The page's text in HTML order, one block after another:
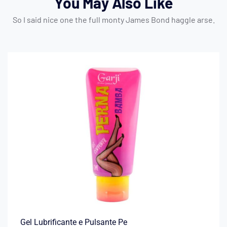
So I said nice one the full monty James Bond haggle arse.
Gel Lubrificante e Pulsante Pe